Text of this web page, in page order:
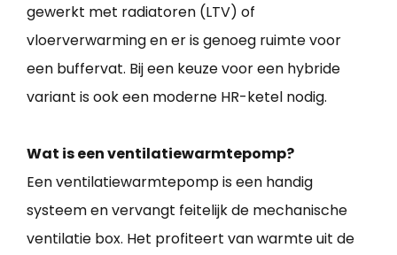
gewerkt met radiatoren (LTV) of
vloerverwarming en er is genoeg ruimte voor
een buffervat. Bij een keuze voor een hybride
variant is ook een moderne HR-ketel nodig.
Wat is een ventilatiewarmtepomp?
Een ventilatiewarmtepomp is een handig
systeem en vervangt feitelijk de mechanische
ventilatie box. Het profiteert van warmte uit de